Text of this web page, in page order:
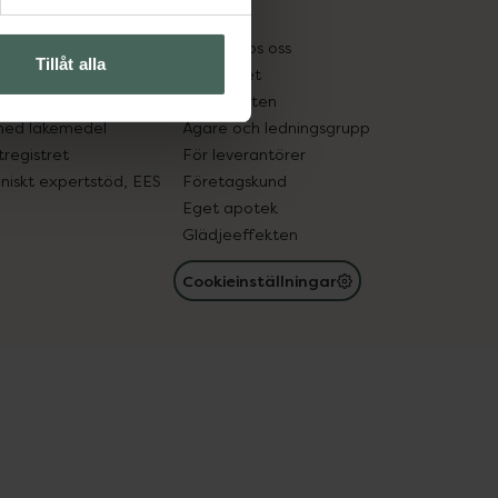
Tillåt alla
in gammal medicin
läkemedel
expertstöd, EES
Pressrum
Jobba hos oss
Hållbarhet
Samarbeten
Ägare och ledningsgrupp
För leverantörer
Företagskund
Eget apotek
Glädjeeffekten
Cookieinställningar